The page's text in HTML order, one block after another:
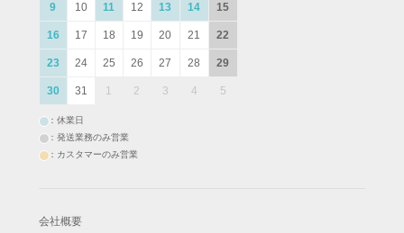
9 10 11 12 13 14 15
16 17 18 19 20 21 22
23 24 25 26 27 28 29
30 31 1 2 3 4 5
：休業日
：発送業務のみ営業
：カスタマーのみ営業
会社概要